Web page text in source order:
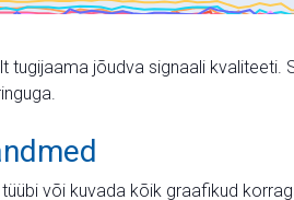
tugijaama jõudva signaali
või kuvada kõik graafikud